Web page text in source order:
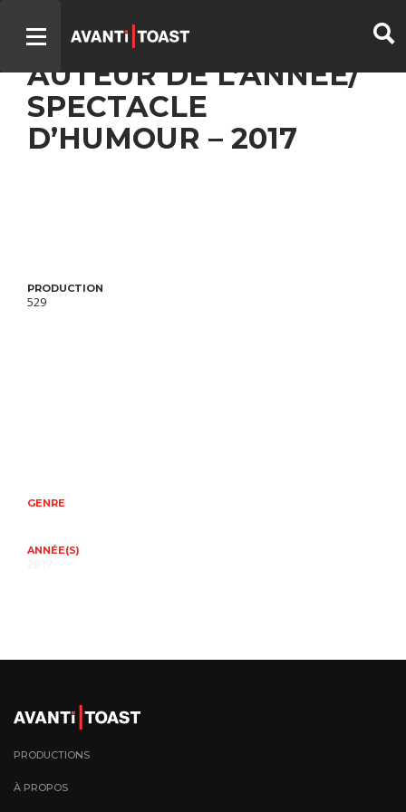
LE GOÛT DU RISQUE –
AUTEUR DE L’ANNÉE/
SPECTACLE
D’HUMOUR – 2017
PRODUCTION
529
GENRE
ANNÉE(S)
PRODUCTIONS
À PROPOS